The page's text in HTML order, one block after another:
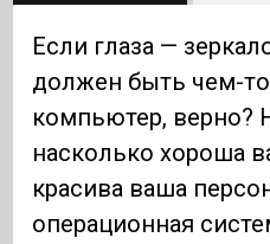
Если глаза —
должен быть чем-
компьютер, верно?
насколько хороша
красива ваша
операционная